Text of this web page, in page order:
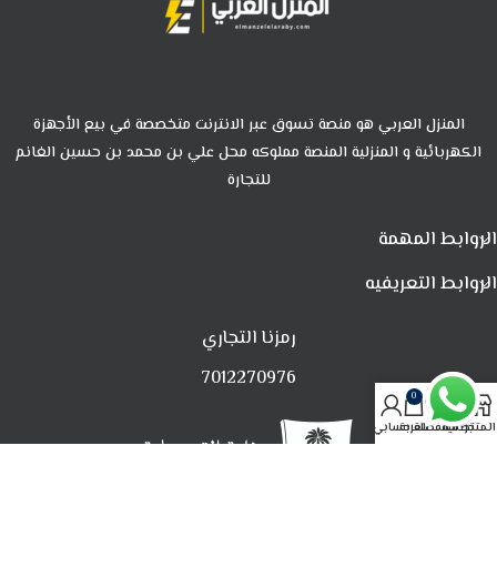
المنزل العربي هو منصة تسوق عبر الانترنت متخصصة في بيع الأجهزة
الكهربائية و المنزلية المنصة مملوكه محل علي بن محمد بن حسين الغانم
للتجارة
الروابط المهمة
الروابط التعريفيه
رمزنا التجاري
7012270976
المتجرتصفيةالمفضلة
0
العربةحسابي